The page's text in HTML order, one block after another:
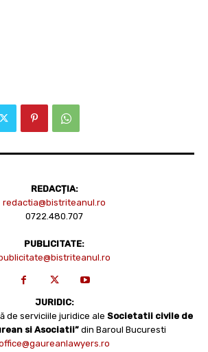
REDACȚIA:
redactia@bistriteanul.ro
0722.480.707
PUBLICITATE:
JURIDIC:
de serviciile juridice ale Societatii civile de
si Asociatii” din Baroul Bucuresti